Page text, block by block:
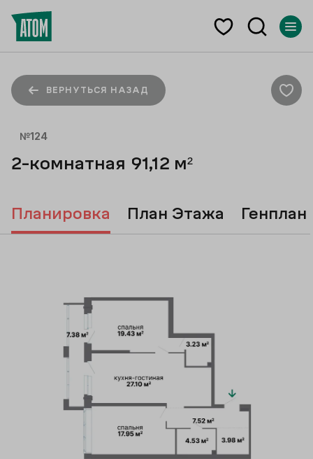
ВЕРНУТЬСЯ НАЗАД
№124
2-комнатная 91,12 м²
Планировка План Этажа Генплан